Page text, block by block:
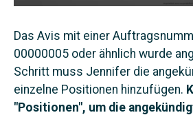
Das Avis mit einer
00000005 oder ähnlich wurde
Schritt muss Jennifer die
einzelne Positionen hinzufügen.
"Positionen", um die